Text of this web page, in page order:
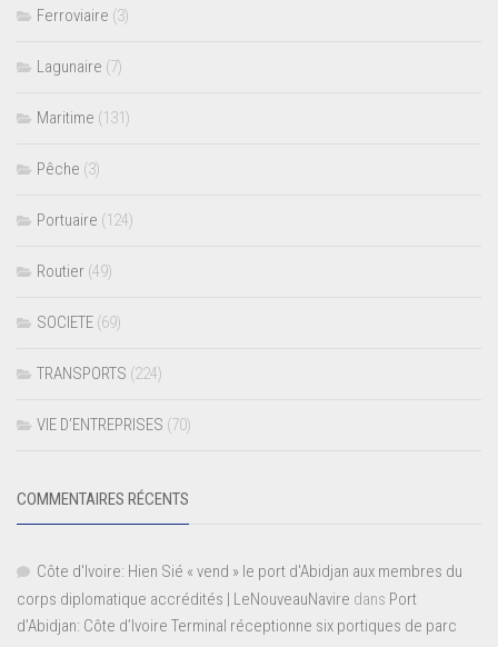
Ferroviaire (3)
Lagunaire (7)
Maritime (131)
Pêche (3)
Portuaire (124)
Routier (49)
SOCIETE (69)
TRANSPORTS (224)
VIE D’ENTREPRISES (70)
COMMENTAIRES RÉCENTS
Côte d'Ivoire: Hien Sié « vend » le port d'Abidjan aux membres du
corps diplomatique accrédités | LeNouveauNavire dans Port
d’Abidjan: Côte d’Ivoire Terminal réceptionne six portiques de parc